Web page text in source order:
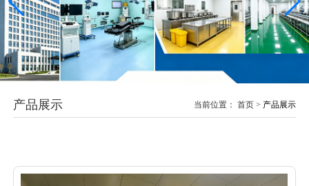
产品展示 当前位置： 首页 > 产品展示